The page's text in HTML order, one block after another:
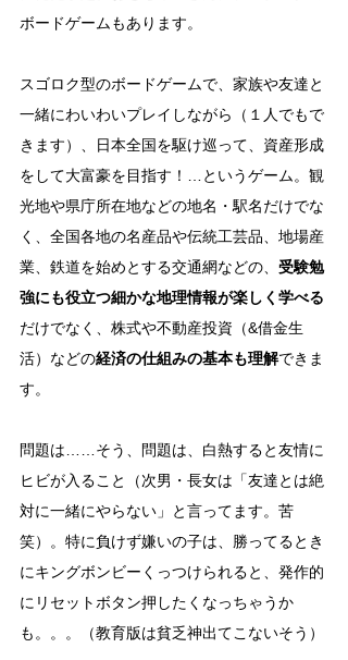
ボードゲームもあります。
スゴロク型のボードゲームで、家族や友達と
一緒にわいわいプレイしながら（１人でもで
きます）、日本全国を駆け巡って、資産形成
をして大富豪を目指す！…というゲーム。観
光地や県庁所在地などの地名・駅名だけでな
く、全国各地の名産品や伝統工芸品、地場産
業、鉄道を始めとする交通網などの、 受験勉
強にも役立つ細かな地理情報が楽しく学べる
だけでなく、株式や不動産投資（&借金生
活）などの経済の仕組みの基本も理解できま
す。
問題は……そう、問題は、白熱すると友情に
ヒビが入ること（次男・長女は「友達とは絶
対に一緒にやらない」と言ってます。苦
笑）。特に負けず嫌いの子は、勝ってるとき
にキングボンビーくっつけられると、発作的
にリセットボタン押したくなっちゃうか
も。。。（教育版は貧乏神出てこないそう）